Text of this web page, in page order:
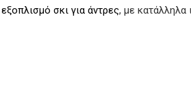
εξοπλισμό σκι για άντρες, με κατάλληλα